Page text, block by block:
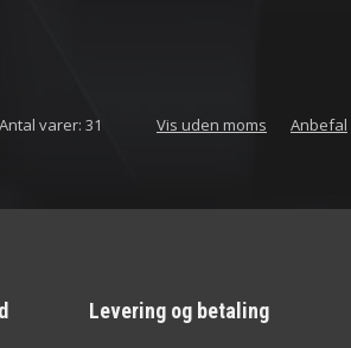
Antal varer: 31 Vis uden moms Anbefal
Levering og betaling